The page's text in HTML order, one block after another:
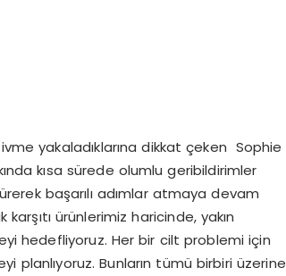
ivme yakaladıklarına dikkat çeken Sophie
kısa sürede olumlu geribildirimler
başarılı adımlar atmaya devam
karşıtı ürünlerimiz haricinde, yakın
hedefliyoruz. Her bir cilt problemi için
planlıyoruz. Bunların tümü birbiri üzerine